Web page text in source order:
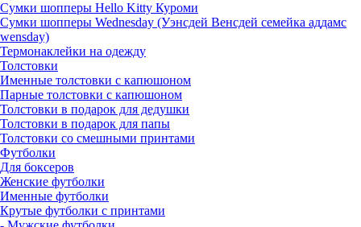
Сумки шопперы Hello Kitty Куроми
Сумки шопперы Wednesday (Уэнсдей Венсдей семейка аддамс
wensday)
Термонаклейки на одежду
Толстовки
Именные толстовки с капюшоном
Парные толстовки с капюшоном
Толстовки в подарок для дедушки
Толстовки в подарок для папы
Толстовки со смешными принтами
Футболки
Для боксеров
Женские футболки
Именные футболки
Крутые футболки с принтами